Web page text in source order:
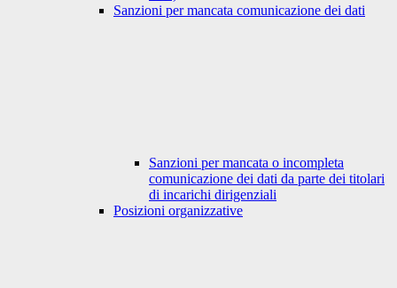
Sanzioni per mancata comunicazione dei dati
Sanzioni per mancata o incompleta
comunicazione dei dati da parte dei titolari
di incarichi dirigenziali
Posizioni organizzative